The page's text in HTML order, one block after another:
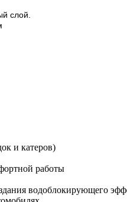
слой.
и катеров)
работы
водоблокирующего